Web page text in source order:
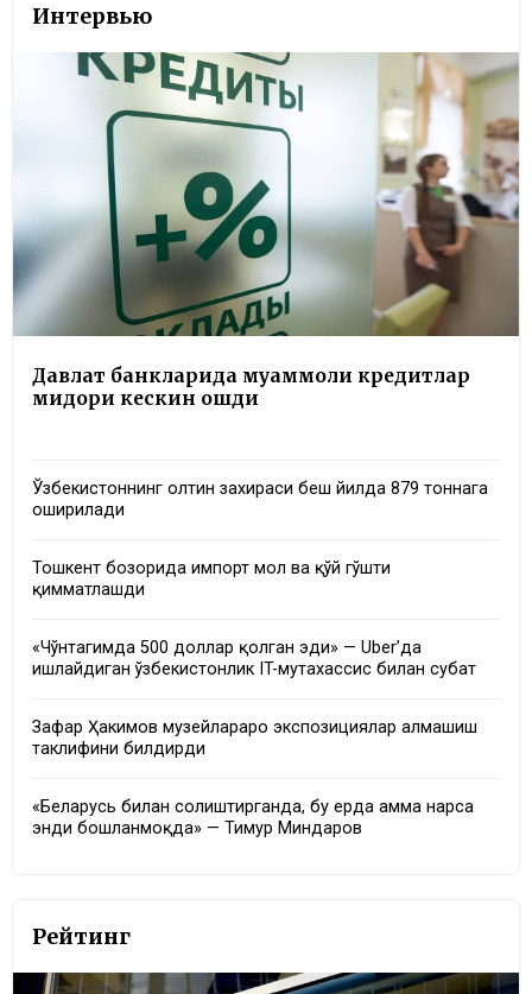
Интервью
Давлат банкларида муаммоли кредитлар
миқдори кескин ошди
Ўзбекистоннинг олтин захираси беш йилда 879 тоннага
оширилади
Тошкент бозорида импорт мол ва қўй гўшти
қимматлашди
«Чўнтагимда 500 доллар қолган эди» — Uber’да
ишлайдиган ўзбекистонлик IT-мутахассис билан суҳбат
Зафар Ҳакимов музейлараро экспозициялар алмашиш
таклифини билдирди
«Беларусь билан солиштирганда, бу ерда ҳамма нарса
энди бошланмоқда» — Тимур Миндаров
Рейтинг